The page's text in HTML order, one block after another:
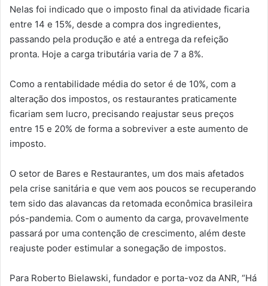
Nelas foi indicado que o imposto final da atividade ficaria
entre 14 e 15%, desde a compra dos ingredientes,
passando pela produção e até a entrega da refeição
pronta. Hoje a carga tributária varia de 7 a 8%.
Como a rentabilidade média do setor é de 10%, com a
alteração dos impostos, os restaurantes praticamente
ficariam sem lucro, precisando reajustar seus preços
entre 15 e 20% de forma a sobreviver a este aumento de
imposto.
O setor de Bares e Restaurantes, um dos mais afetados
pela crise sanitária e que vem aos poucos se recuperando
tem sido das alavancas da retomada econômica brasileira
pós-pandemia. Com o aumento da carga, provavelmente
passará por uma contenção de crescimento, além deste
reajuste poder estimular a sonegação de impostos.
Para Roberto Bielawski, fundador e porta-voz da ANR, “Há